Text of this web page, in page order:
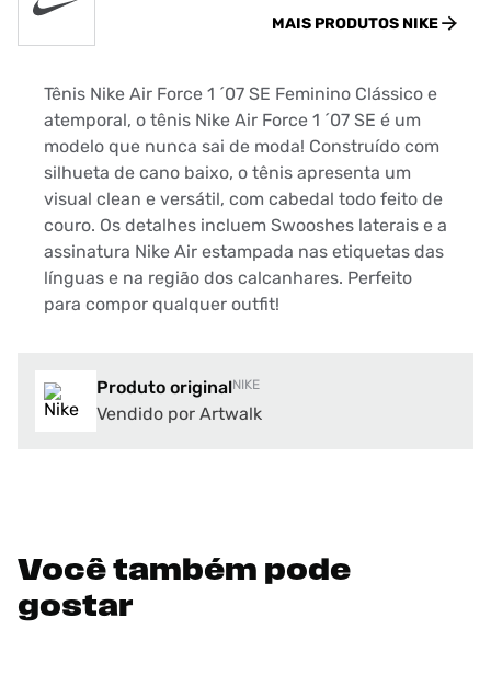
MAIS PRODUTOS NIKE
Tênis Nike Air Force 1 ´07 SE Feminino Clássico e
atemporal, o tênis Nike Air Force 1 ´07 SE é um
modelo que nunca sai de moda! Construído com
silhueta de cano baixo, o tênis apresenta um
visual clean e versátil, com cabedal todo feito de
couro. Os detalhes incluem Swooshes laterais e a
assinatura Nike Air estampada nas etiquetas das
línguas e na região dos calcanhares. Perfeito
para compor qualquer outfit!
Produto originalNIKE
Vendido por Artwalk
Você também pode
gostar